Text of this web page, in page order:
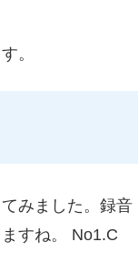
。
みました。録音
すね。 No1.C